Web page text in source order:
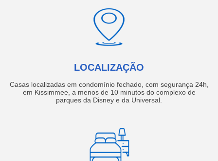
LOCALIZAÇÃO
Casas localizadas em condomínio fechado, com segurança 24h,
em Kissimmee, a menos de 10 minutos do complexo de
parques da Disney e da Universal.